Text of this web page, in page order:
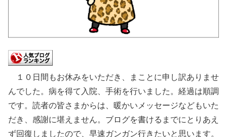
１０日間もお休みをいただき、まことに申し訳ありませ
んでした。病を得て入院、手術を行いました。経過は順調
です。読者の皆さまからは、暖かいメッセージなどもいた
だき、感謝に堪えません。ブログを書けるまでにとりあえ
ず回復しましたので、早速ガンガン行きたいと思います。